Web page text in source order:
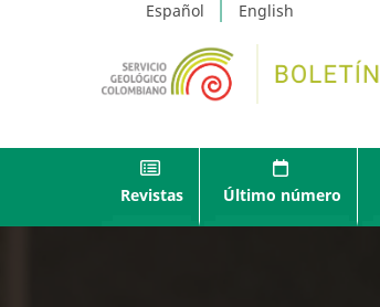
Español English
Revistas Último número